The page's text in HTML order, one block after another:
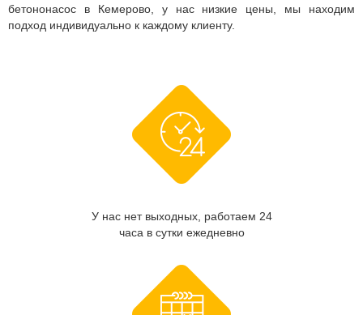
бетононасос в Кемерово, у нас низкие цены, мы находим
подход индивидуально к каждому клиенту.
У нас нет выходных, работаем 24
часа в сутки ежедневно